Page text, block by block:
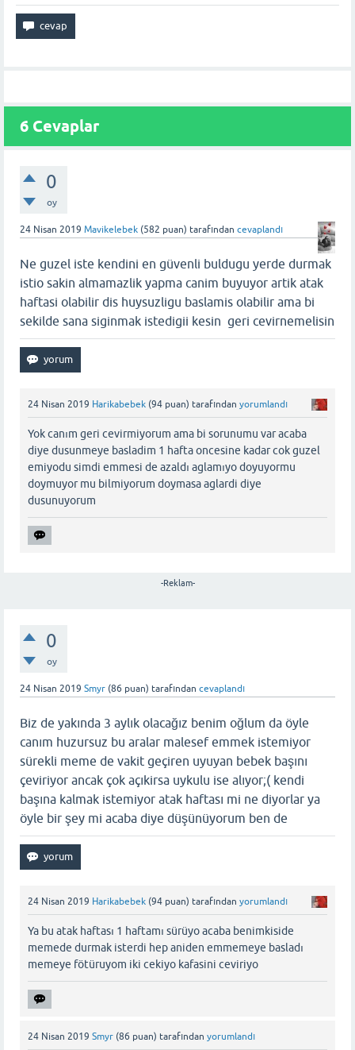
6 Cevaplar
0
oy
24 Nisan 2019 Mavikelebek (582 puan) tarafından cevaplandı
Ne guzel iste kendini en güvenli buldugu yerde durmak
istio sakin almamazlik yapma canim buyuyor artik atak
haftasi olabilir dis huysuzligu baslamis olabilir ama bi
sekilde sana siginmak istedigii kesin geri cevirnemelisin
24 Nisan 2019 Harikabebek (94 puan) tarafından yorumlandı
Yok canım geri cevirmiyorum ama bi sorunumu var acaba
diye dusunmeye basladim 1 hafta oncesine kadar cok guzel
emiyodu simdi emmesi de azaldı aglamıyo doyuyormu
doymuyor mu bilmiyorum doymasa aglardi diye
dusunuyorum
-Reklam-
0
oy
24 Nisan 2019 Smyr (86 puan) tarafından cevaplandı
Biz de yakında 3 aylık olacağız benim oğlum da öyle
canım huzursuz bu aralar malesef emmek istemiyor
sürekli meme de vakit geçiren uyuyan bebek başını
çeviriyor ancak çok açıkirsa uykulu ise alıyor;( kendi
başına kalmak istemiyor atak haftası mi ne diyorlar ya
öyle bir şey mi acaba diye düşünüyorum ben de
24 Nisan 2019 Harikabebek (94 puan) tarafından yorumlandı
Ya bu atak haftası 1 haftamı sürüyo acaba benimkiside
memede durmak isterdi hep aniden emmemeye basladı
memeye fötüruyom iki cekiyo kafasini ceviriyo
24 Nisan 2019 Smyr (86 puan) tarafından yorumlandı